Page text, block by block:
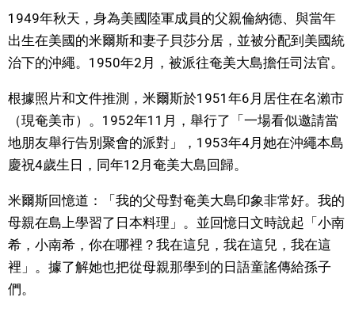
社會
文化
科學技術
生活
運動
1949年秋天，身為美國陸軍成員的父親倫納德、與當年
出生在美國的米爾斯和妻子貝莎分居，並被分配到美國統
治下的沖繩。1950年2月，被派往奄美大島擔任司法官。
根據照片和文件推測，米爾斯於1951年6月居住在名瀨市
（現奄美市）。1952年11月，舉行了「一場看似邀請當
地朋友舉行告別聚會的派對」，1953年4月她在沖繩本島
慶祝4歲生日，同年12月奄美大島回歸。
米爾斯回憶道：「我的父母對奄美大島印象非常好。我的
母親在島上學習了日本料理」。並回憶日文時說起「小南
希，小南希，你在哪裡？我在這兒，我在這兒，我在這
裡」。據了解她也把從母親那學到的日語童謠傳給孫子
們。